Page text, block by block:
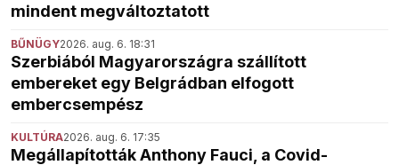
mindent megváltoztatott
BŰNÜGY2026. aug. 6. 18:31
Szerbiából Magyarországra szállított
embereket egy Belgrádban elfogott
embercsempész
KULTÚRA2026. aug. 6. 17:35
Megállapították Anthony Fauci, a Covid-